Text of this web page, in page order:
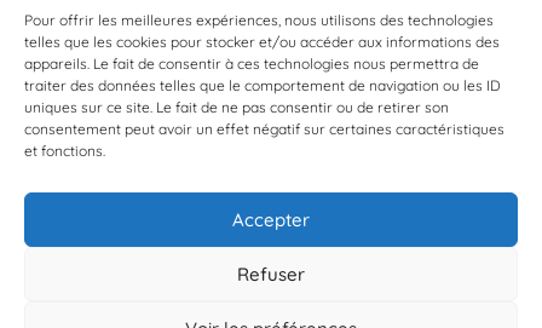
Pour offrir les meilleures expériences, nous utilisons des technologies
telles que les cookies pour stocker et/ou accéder aux informations des
appareils. Le fait de consentir à ces technologies nous permettra de
traiter des données telles que le comportement de navigation ou les ID
uniques sur ce site. Le fait de ne pas consentir ou de retirer son
consentement peut avoir un effet négatif sur certaines caractéristiques
et fonctions.
Accepter
Refuser
À propos de BioLit
Vos données d'observation
Ressources
Résultats du programme
Contacts